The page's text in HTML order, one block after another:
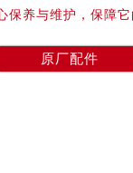
保养与维护，保障
原厂配件